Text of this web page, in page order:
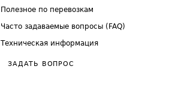
Полезное по перевозкам
Часто задаваемые вопросы (FAQ)
Техническая информация
ЗАДАТЬ ВОПРОС